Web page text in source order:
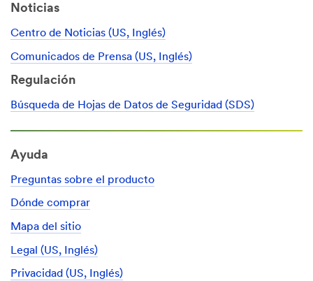
Noticias
Centro de Noticias (US, Inglés)
Comunicados de Prensa (US, Inglés)
Regulación
Búsqueda de Hojas de Datos de Seguridad (SDS)
Ayuda
Preguntas sobre el producto
Dónde comprar
Mapa del sitio
Legal (US, Inglés)
Privacidad (US, Inglés)